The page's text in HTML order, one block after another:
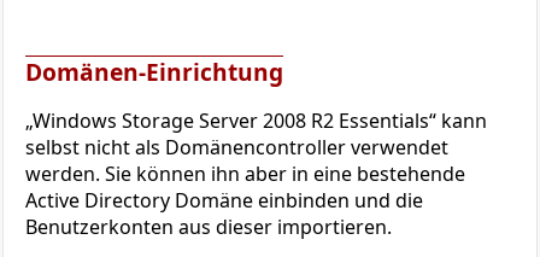
Domänen-Einrichtung
„Windows Storage Server 2008 R2 Essentials“ kann
selbst nicht als Domänencontroller verwendet
werden. Sie können ihn aber in eine bestehende
Active Directory Domäne einbinden und die
Benutzerkonten aus dieser importieren.